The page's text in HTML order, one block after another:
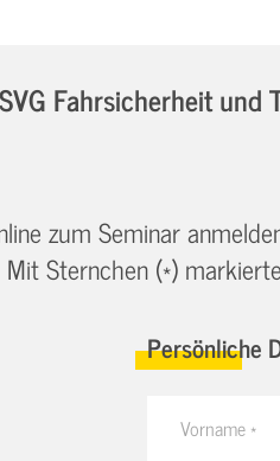
Fahrsicherheit und
zum Seminar
Sternchen (*)
Persönliche